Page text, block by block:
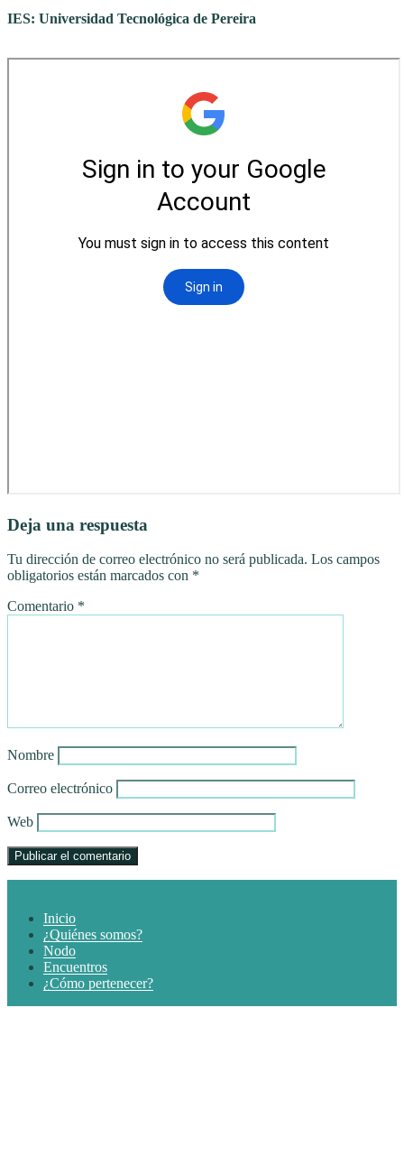
IES: Universidad Tecnológica de Pereira
Deja una respuesta
Tu dirección de correo electrónico no será publicada. Los campos
obligatorios están marcados con *
Comentario *
Nombre
Correo electrónico
Web
Inicio
¿Quiénes somos?
Nodo
Encuentros
¿Cómo pertenecer?